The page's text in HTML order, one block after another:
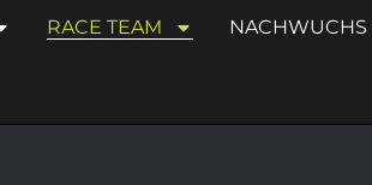
RACE TEAM NACHWUCHS